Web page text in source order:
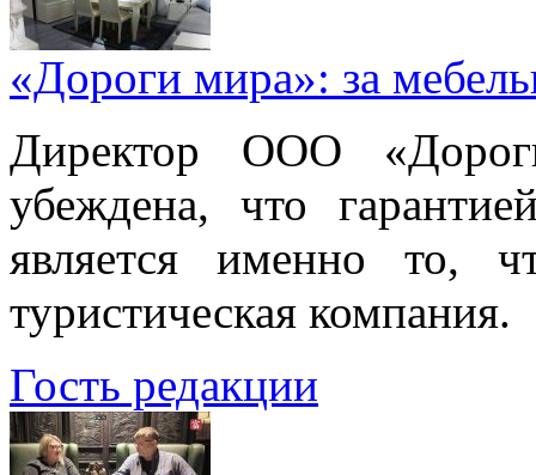
«Дороги мира»: за
Директор ООО
убеждена, что
является именно то,
туристическая компания.
Гость редакции